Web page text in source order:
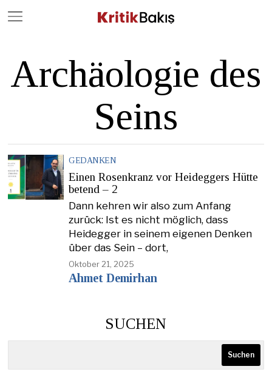
Archäologie des
Seins
GEDANKEN
Einen Rosenkranz vor Heideggers Hütte
betend – 2
Dann kehren wir also zum Anfang
zurück: Ist es nicht möglich, dass
Heidegger in seinem eigenen Denken
über das Sein – dort,
Oktober 21, 2025
Ahmet Demirhan
SUCHEN
Suchen